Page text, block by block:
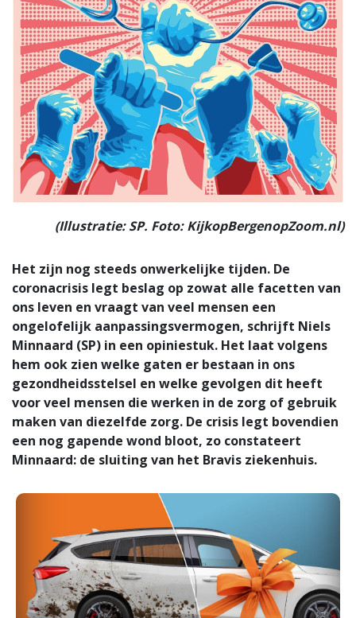
(Illustratie: SP. Foto: KijkopBergenopZoom.nl)
Het zijn nog steeds onwerkelijke tijden. De
coronacrisis legt beslag op zowat alle facetten van
ons leven en vraagt van veel mensen een
ongelofelijk aanpassingsvermogen, schrijft Niels
Minnaard (SP) in een opiniestuk. Het laat volgens
hem ook zien welke gaten er bestaan in ons
gezondheidsstelsel en welke gevolgen dit heeft
voor veel mensen die werken in de zorg of gebruik
maken van diezelfde zorg. De crisis legt bovendien
een nog gapende wond bloot, zo constateert
Minnaard: de sluiting van het Bravis ziekenhuis.